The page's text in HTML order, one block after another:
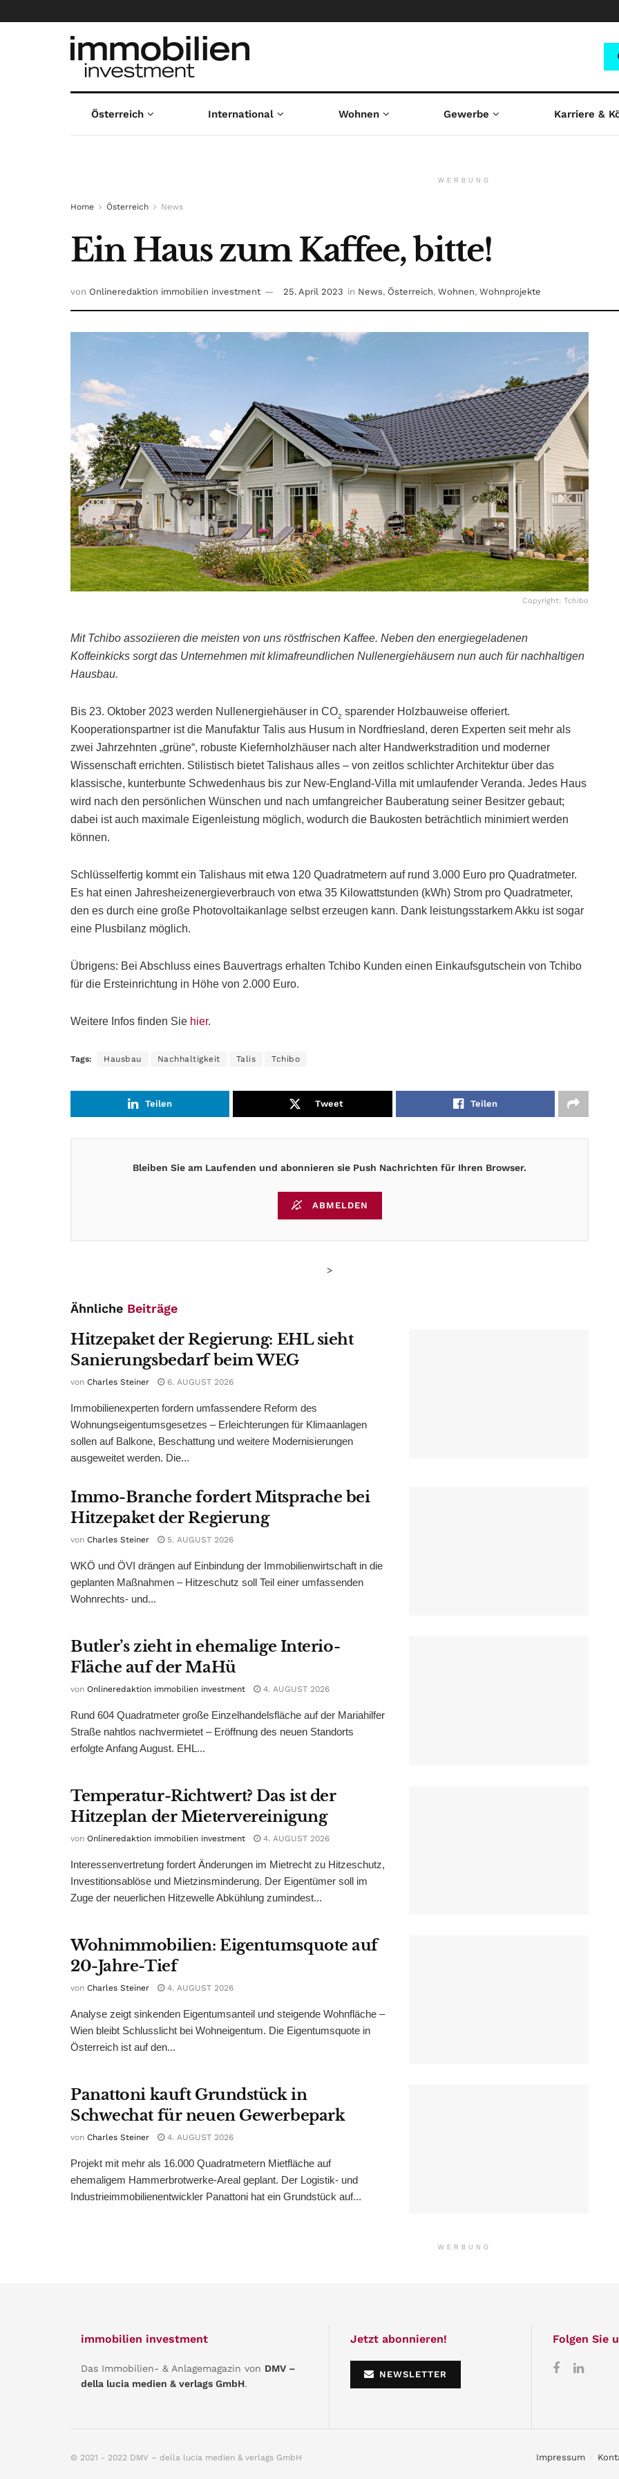
Österreich International Wohnen Gewerbe Karriere &
WERBUNG
Home Österreich News
Ein Haus zum Kaffee, bitte!
von Onlineredaktion immobilien investment 25. April 2023 in News, Österreich, Wohnen, Wohnprojekte
Copyright: Tchibo
Mit Tchibo assoziieren die meisten von uns röstfrischen Kaffee. Neben den energiegeladenen
Koffeinkicks sorgt das Unternehmen mit klimafreundlichen Nullenergiehäusern nun auch für nachhaltigen
Hausbau.
Bis 23. Oktober 2023 werden Nullenergiehäuser in CO2 sparender Holzbauweise offeriert.
Kooperationspartner ist die Manufaktur Talis aus Husum in Nordfriesland, deren Experten seit mehr als
zwei Jahrzehnten „grüne“, robuste Kiefernholzhäuser nach alter Handwerkstradition und moderner
Wissenschaft errichten. Stilistisch bietet Talishaus alles – von zeitlos schlichter Architektur über das
klassische, kunterbunte Schwedenhaus bis zur New-England-Villa mit umlaufender Veranda. Jedes Haus
wird nach den persönlichen Wünschen und nach umfangreicher Bauberatung seiner Besitzer gebaut;
dabei ist auch maximale Eigenleistung möglich, wodurch die Baukosten beträchtlich minimiert werden
können.
Schlüsselfertig kommt ein Talishaus mit etwa 120 Quadratmetern auf rund 3.000 Euro pro Quadratmeter.
Es hat einen Jahresheizenergieverbrauch von etwa 35 Kilowattstunden (kWh) Strom pro Quadratmeter,
den es durch eine große Photovoltaikanlage selbst erzeugen kann. Dank leistungsstarkem Akku ist sogar
eine Plusbilanz möglich.
Übrigens: Bei Abschluss eines Bauvertrags erhalten Tchibo Kunden einen Einkaufsgutschein von Tchibo
für die Ersteinrichtung in Höhe von 2.000 Euro.
Weitere Infos finden Sie hier.
Tags: Hausbau Nachhaltigkeit Talis Tchibo
Teilen Tweet Teilen
Bleiben Sie am Laufenden und abonnieren sie Push Nachrichten für Ihren Browser.
ABMELDEN
>
Ähnliche Beiträge
Hitzepaket der Regierung: EHL sieht
Sanierungsbedarf beim WEG
von Charles Steiner 6. AUGUST 2026
Immobilienexperten fordern umfassendere Reform des
Wohnungseigentumsgesetzes – Erleichterungen für Klimaanlagen
sollen auf Balkone, Beschattung und weitere Modernisierungen
ausgeweitet werden. Die...
Immo-Branche fordert Mitsprache bei
Hitzepaket der Regierung
von Charles Steiner 5. AUGUST 2026
WKÖ und ÖVI drängen auf Einbindung der Immobilienwirtschaft in die
geplanten Maßnahmen – Hitzeschutz soll Teil einer umfassenden
Wohnrechts- und...
Butler’s zieht in ehemalige Interio-
Fläche auf der MaHü
von Onlineredaktion immobilien investment 4. AUGUST 2026
Rund 604 Quadratmeter große Einzelhandelsfläche auf der Mariahilfer
Straße nahtlos nachvermietet – Eröffnung des neuen Standorts
erfolgte Anfang August. EHL...
Temperatur-Richtwert? Das ist der
Hitzeplan der Mietervereinigung
von Onlineredaktion immobilien investment 4. AUGUST 2026
Interessenvertretung fordert Änderungen im Mietrecht zu Hitzeschutz,
Investitionsablöse und Mietzinsminderung. Der Eigentümer soll im
Zuge der neuerlichen Hitzewelle Abkühlung zumindest...
Wohnimmobilien: Eigentumsquote auf
20-Jahre-Tief
von Charles Steiner 4. AUGUST 2026
Analyse zeigt sinkenden Eigentumsanteil und steigende Wohnfläche –
Wien bleibt Schlusslicht bei Wohneigentum. Die Eigentumsquote in
Österreich ist auf den...
Panattoni kauft Grundstück in
Schwechat für neuen Gewerbepark
von Charles Steiner 4. AUGUST 2026
Projekt mit mehr als 16.000 Quadratmetern Mietfläche auf
ehemaligem Hammerbrotwerke-Areal geplant. Der Logistik- und
Industrieimmobilienentwickler Panattoni hat ein Grundstück auf...
WERBUNG
immobilien investment
Das Immobilien- & Anlagemagazin von DMV –
della lucia medien & verlags GmbH.
Jetzt abonnieren!
NEWSLETTER
Folgen Sie
Impressum
© 2021 - 2022 DMV – della lucia medien & verlags GmbH